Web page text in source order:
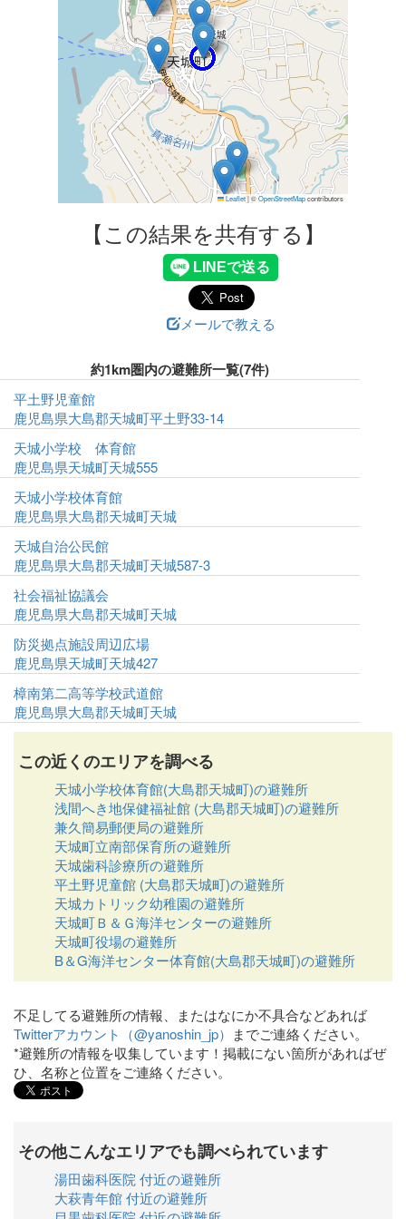
Leaflet|©OpenStreetMapcontributors
【この結果を共有する】
メールで教える
約1km圏内の避難所一覧(7件)
平土野児童館
鹿児島県大島郡天城町平土野33-14
天城小学校 体育館
鹿児島県天城町天城555
天城小学校体育館
鹿児島県大島郡天城町天城
天城自治公民館
鹿児島県大島郡天城町天城587-3
社会福祉協議会
鹿児島県大島郡天城町天城
防災拠点施設周辺広場
鹿児島県天城町天城427
樟南第二高等学校武道館
鹿児島県大島郡天城町天城
この近くのエリアを調べる
天城小学校体育館(大島郡天城町)の避難所
浅間へき地保健福祉館 (大島郡天城町)の避難所
兼久簡易郵便局の避難所
天城町立南部保育所の避難所
天城歯科診療所の避難所
平土野児童館 (大島郡天城町)の避難所
天城カトリック幼稚園の避難所
天城町Ｂ＆Ｇ海洋センターの避難所
天城町役場の避難所
B＆G海洋センター体育館(大島郡天城町)の避難所
不足してる避難所の情報、またはなにか不具合などあれば
Twitterアカウント（@yanoshin_jp） までご連絡ください。
*避難所の情報を収集しています！掲載にない箇所があればぜ
ひ、名称と位置をご連絡ください。
その他こんなエリアでも調べられています
湯田歯科医院 付近の避難所
大萩青年館 付近の避難所